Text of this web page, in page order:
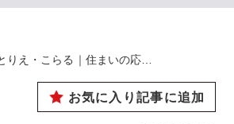
りえ・こらる｜住まいの応…
お気に入り記事に追加